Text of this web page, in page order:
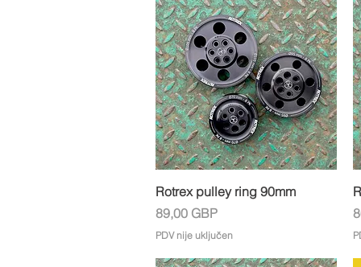
Brzi pregled
Rotrex pulley ring 90mm
Cijena
89,00 GBP
PDV nije uključen